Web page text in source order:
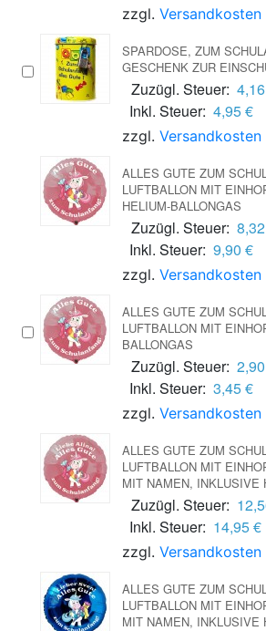
zzgl. Versandkosten
SPARDOSE, ZUM
GESCHENK ZUR
Zuzügl. Steuer:
Inkl. Steuer: 4,95 €
zzgl. Versandkosten
ALLES GUTE ZUM
LUFTBALLON MIT
HELIUM-BALLONGAS
Zuzügl. Steuer:
Inkl. Steuer: 9,90 €
zzgl. Versandkosten
ALLES GUTE ZUM
LUFTBALLON MIT
BALLONGAS
Zuzügl. Steuer:
Inkl. Steuer: 3,45 €
zzgl. Versandkosten
ALLES GUTE ZUM
LUFTBALLON MIT
MIT NAMEN, INKLUSIVE
Zuzügl. Steuer:
Inkl. Steuer: 14,95 €
zzgl. Versandkosten
ALLES GUTE ZUM
LUFTBALLON MIT
MIT NAMEN, INKLUSIVE